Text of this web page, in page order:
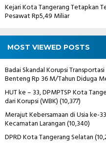
Kejari Kota Tangerang Tetapkan
Pesawat Rp5,49 Miliar
MOST VIEWED POSTS
Badai Skandal Korupsi
Benteng Rp 36 M/Tahun Diduga
HUT ke – 33, DPMPTSP Kota
dari Korupsi (WBK)(10,377)
Merajut Kebersamaan di Usia ke-
Kecamatan Larangan(10,340)
DPRD Kota Tangerang Selatan